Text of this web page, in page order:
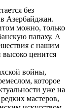
без
Азербайджан.
можно, только
папаху. А
с нашим
ценится
войны,
которое
уже на
мастеров,